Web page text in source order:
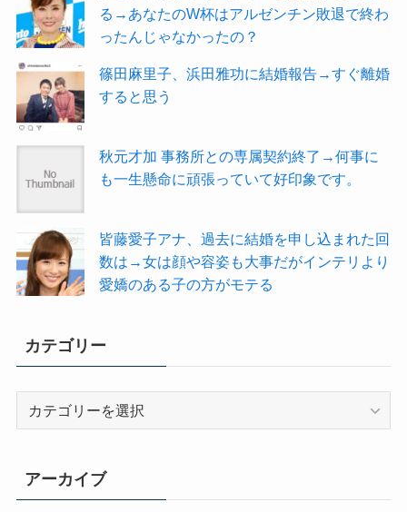
る→あなたのW杯はアルゼンチン敗退で終わ
ったんじゃなかったの？
篠田麻里子、浜田雅功に結婚報告→すぐ離婚
すると思う
秋元才加 事務所との専属契約終了→何事に
も一生懸命に頑張っていて好印象です。
皆藤愛子アナ、過去に結婚を申し込まれた回
数は→女は顔や容姿も大事だがインテリより
愛嬌のある子の方がモテる
カテゴリー
リ
ー
アーカイブ